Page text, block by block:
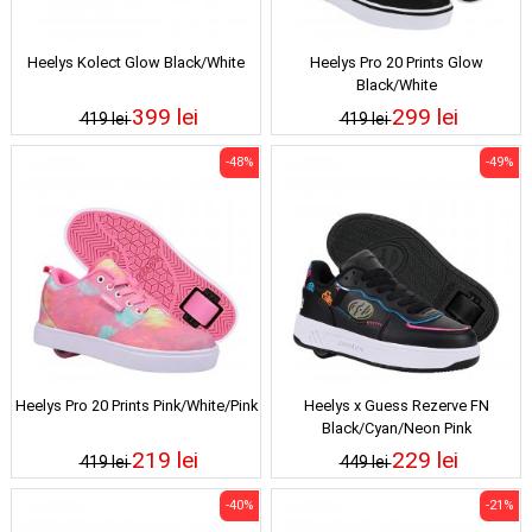
Heelys Kolect Glow Black/White
419 lei399 lei
Heelys Pro 20 Prints Glow
Black/White
419 lei299 lei
Heelys Pro 20 Prints Pink/White/Pink
419 lei
-48%
219 lei
Heelys x Guess Rezerve FN
Black/Cyan/Neon Pink
449 lei
-49%
229 lei
-40% -21%